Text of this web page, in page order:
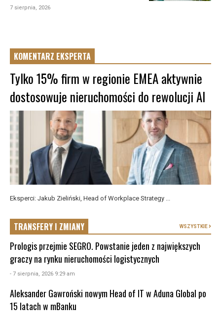
7 sierpnia, 2026
KOMENTARZ EKSPERTA
Tylko 15% firm w regionie EMEA aktywnie
dostosowuje nieruchomości do rewolucji AI
Eksperci: Jakub Zieliński, Head of Workplace Strategy ...
TRANSFERY I ZMIANY WSZYSTKIE
Prologis przejmie SEGRO. Powstanie jeden z największych
graczy na rynku nieruchomości logistycznych
- 7 sierpnia, 2026 9:29 am
Aleksander Gawroński nowym Head of IT w Aduna Global po
15 latach w mBanku